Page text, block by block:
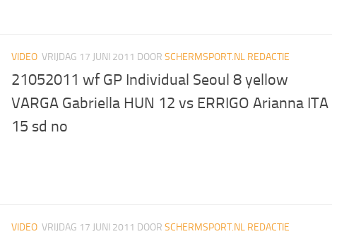
VIDEO VRIJDAG 17 JUNI 2011 DOOR SCHERMSPORT.NL REDACTIE
21052011 wf GP Individual Seoul 8 yellow
VARGA Gabriella HUN 12 vs ERRIGO Arianna ITA
15 sd no
VIDEO VRIJDAG 17 JUNI 2011 DOOR SCHERMSPORT.NL REDACTIE